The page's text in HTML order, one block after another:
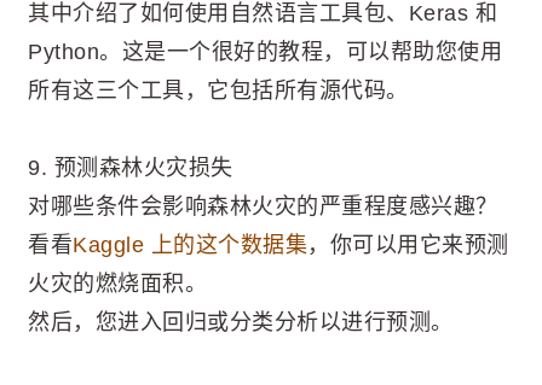
其中介绍了如何使用自然语言工具包、Keras 和
Python。这是一个很好的教程，可以帮助您使用
所有这三个工具，它包括所有源代码。
9. 预测森林火灾损失
对哪些条件会影响森林火灾的严重程度感兴趣？
看看Kaggle 上的这个数据集 ，你可以用它来预测
火灾的燃烧面积。
然后，您进入回归或分类分析以进行预测。